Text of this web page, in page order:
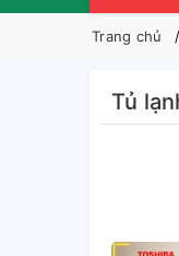
Trang chủ
Tủ